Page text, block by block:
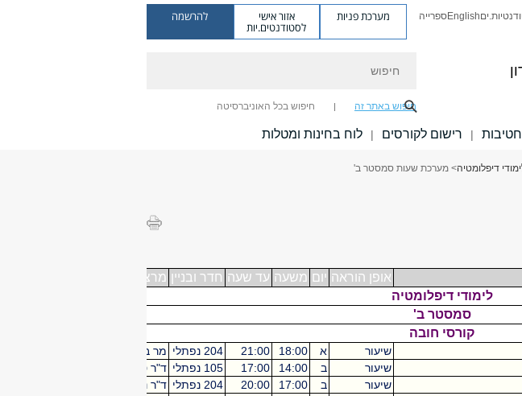
Englishספרייה מערכת פניות אזור אישי
לסטודנטים.יות
להרשמה
חיפוש באתר זה חיפוש בכל האוניברסיטה
חטיבות | רישום לקורסים | לוח בחינות ומטלות
דיפלומטיה> מערכת שעות סמסטר ב'